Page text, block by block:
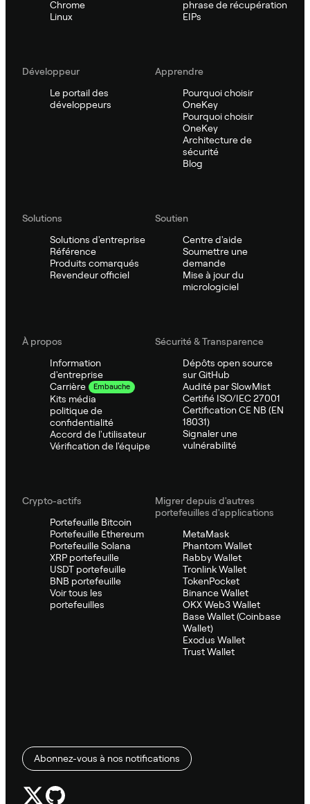
Chrome
Linux
phrase de récupération
EIPs
Développeur
Le portail des
développeurs
Apprendre
Pourquoi choisir
OneKey
Pourquoi choisir
OneKey
Architecture de
sécurité
Blog
Solutions
Solutions d'entreprise
Référence
Produits comarqués
Revendeur officiel
Soutien
Centre d'aide
Soumettre une
demande
Mise à jour du
micrologiciel
À propos
Information
d'entreprise
Carrière
Embauche
Kits média
politique de
confidentialité
Accord de l'utilisateur
Vérification de l'équipe
Sécurité & Transparence
Dépôts open source
sur GitHub
Audité par SlowMist
Certifié ISO/IEC 27001
Certification CE NB (EN
18031)
Signaler une
vulnérabilité
Crypto-actifs
Portefeuille Bitcoin
Portefeuille Ethereum
Portefeuille Solana
XRP portefeuille
USDT portefeuille
BNB portefeuille
Voir tous les
portefeuilles
Migrer depuis d'autres
portefeuilles d'applications
MetaMask
Phantom Wallet
Rabby Wallet
Tronlink Wallet
TokenPocket
Binance Wallet
OKX Web3 Wallet
Base Wallet (Coinbase
Wallet)
Exodus Wallet
Trust Wallet
Abonnez-vous à nos notifications